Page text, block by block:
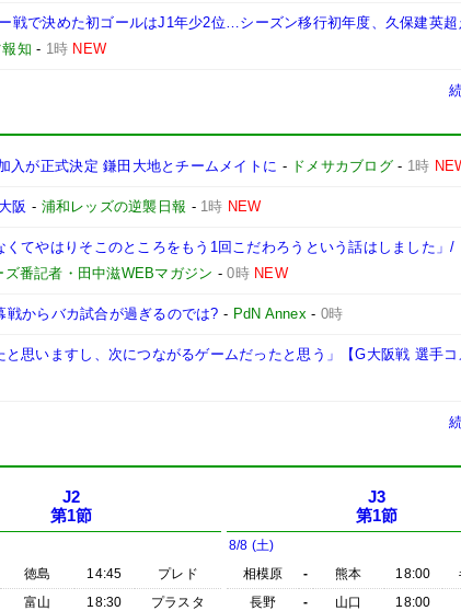
戦で決めた初ゴールはJ1年少2位…シーズン移行初年度、久保建英超
知 - 1時 NEW
入が正式決定 鎌田大地とチームメイトに - ドメサカブログ- 1時
阪 - 浦和レッズの逆襲日報 - 1時 NEW
てやはりそこのところをもう1回こだわろうという話はしました」/
ズ番記者・田中滋WEBマガジン -0時 NEW
戦からバカ試合が過ぎるのでは? - PdN Annex- 0時
思いますし、次につながるゲームだったと思う」【G大阪戦 選手コ
J2
第1節
徳島 14:45
プレド
富山 18:30
プラスタ
J3
第1節
8/8 (土)
相模原
- 熊本 18:00
長野
- 山口 18:00